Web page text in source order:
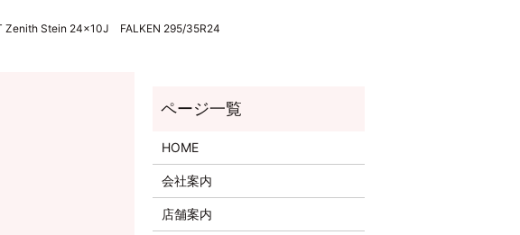
Zenith Stein 24×10J FALKEN 295/35R24
HOME
会社案内
店舗案内